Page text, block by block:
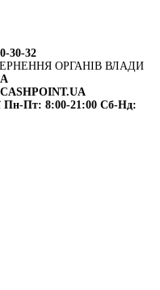
30-32
ОРГАНІВ ВЛАДИ
Пн-Пт: 8:00-21:00 Сб-Нд: